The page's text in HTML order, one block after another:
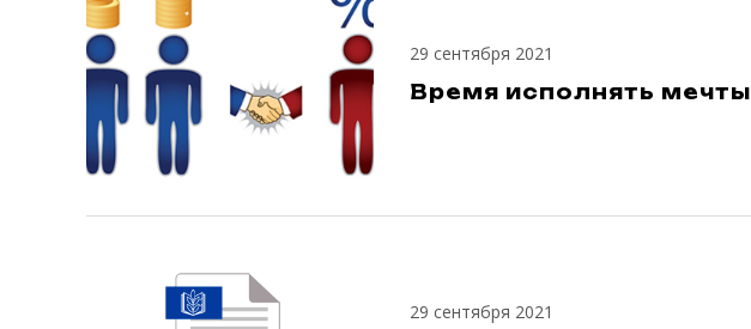
29 сентября 2021
Время исполнять мечты
29 сентября 2021